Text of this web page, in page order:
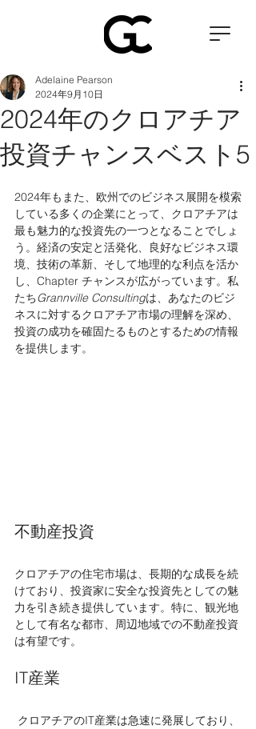
2024年のクロアチア
投資チャンスベスト5
Adelaine Pearson
2024年9月10日
2024年もまた、欧州でのビジネス展開を模索
している多くの企業にとって、クロアチアは
最も魅力的な投資先の一つとなることでしょ
う。経済の安定と活発化、良好なビジネス環
境、技術の革新、そして地理的な利点を活か
し、Chapter チャンスが広がっています。私
たちGrannville Consultingは、あなたのビジ
ネスに対するクロアチア市場の理解を深め、
投資の成功を確固たるものとするための情報
を提供します。
不動産投資
クロアチアの住宅市場は、長期的な成長を続
けており、投資家に安全な投資先としての魅
力を引き続き提供しています。特に、観光地
として有名な都市、周辺地域での不動産投資
は有望です。
IT産業